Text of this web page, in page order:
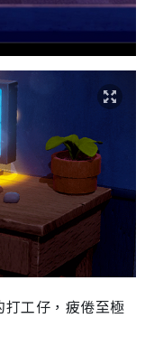
工仔，疲倦至極